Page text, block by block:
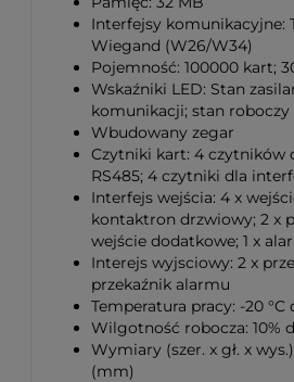
Interfejsy komunikacyjne:
Wiegand (W26/W34)
Pojemność: 100000 kart;
Wskaźniki LED: Stan
komunikacji; stan roboczy
Wbudowany zegar
Czytniki kart: 4 czytników
RS485; 4 czytniki dla
Interfejs wejścia: 4 x
kontaktron drzwiowy; 2 x
wejście dodatkowe; 1 x
Interejs wyjsciowy: 2 x
przekaźnik alarmu
Temperatura pracy: -20 °C
Wilgotność robocza: 10%
Wymiary (szer. x gł. x
(mm)